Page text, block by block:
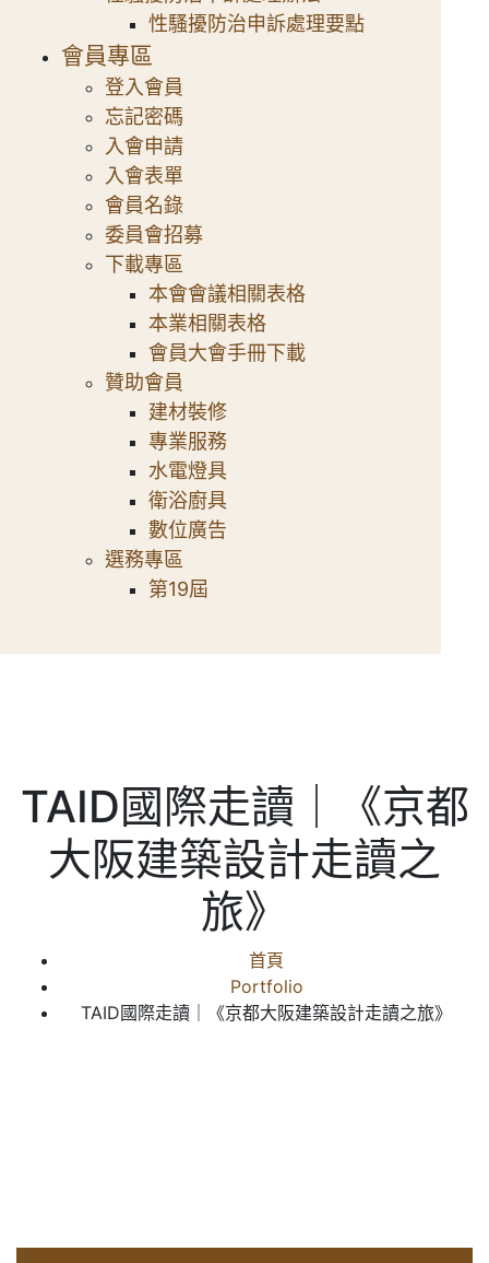
性騷擾防治申訴處理要點
會員專區
登入會員
忘記密碼
入會申請
入會表單
會員名錄
委員會招募
下載專區
本會會議相關表格
本業相關表格
會員大會手冊下載
贊助會員
建材裝修
專業服務
水電燈具
衛浴廚具
數位廣告
選務專區
第19屆
TAID國際走讀｜《京都
大阪建築設計走讀之
旅》
首頁
Portfolio
TAID國際走讀｜《京都大阪建築設計走讀之旅》